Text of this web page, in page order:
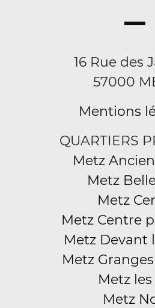
16 Rue des
57000
Mentions
QUARTIERS
Metz
Metz
Metz
Metz Centre
Metz Devant
Metz
Metz les
Metz